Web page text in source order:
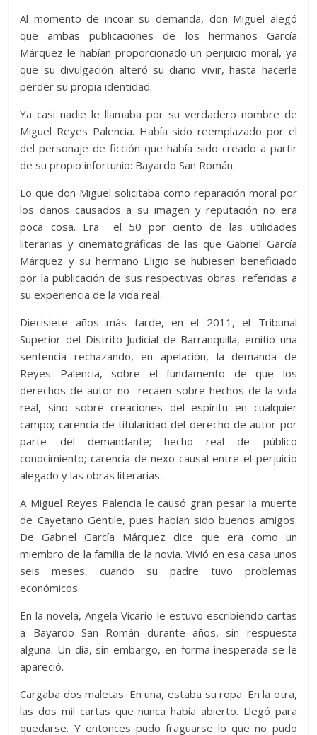
Al momento de incoar su demanda, don Miguel alegó
que ambas publicaciones de los hermanos García
Márquez le habían proporcionado un perjuicio moral, ya
que su divulgación alteró su diario vivir, hasta hacerle
perder su propia identidad.
Ya casi nadie le llamaba por su verdadero nombre de
Miguel Reyes Palencia. Había sido reemplazado por el
del personaje de ficción que había sido creado a partir
de su propio infortunio: Bayardo San Román.
Lo que don Miguel solicitaba como reparación moral por
los daños causados a su imagen y reputación no era
poca cosa. Era el 50 por ciento de las utilidades
literarias y cinematográficas de las que Gabriel García
Márquez y su hermano Eligio se hubiesen beneficiado
por la publicación de sus respectivas obras referidas a
su experiencia de la vida real.
Diecisiete años más tarde, en el 2011, el Tribunal
Superior del Distrito Judicial de Barranquilla, emitió una
sentencia rechazando, en apelación, la demanda de
Reyes Palencia, sobre el fundamento de que los
derechos de autor no recaen sobre hechos de la vida
real, sino sobre creaciones del espíritu en cualquier
campo; carencia de titularidad del derecho de autor por
parte del demandante; hecho real de público
conocimiento; carencia de nexo causal entre el perjuicio
alegado y las obras literarias.
A Miguel Reyes Palencia le causó gran pesar la muerte
de Cayetano Gentile, pues habían sido buenos amigos.
De Gabriel García Márquez dice que era como un
miembro de la familia de la novia. Vivió en esa casa unos
seis meses, cuando su padre tuvo problemas
económicos.
En la novela, Angela Vicario le estuvo escribiendo cartas
a Bayardo San Román durante años, sin respuesta
alguna. Un día, sin embargo, en forma inesperada se le
apareció.
Cargaba dos maletas. En una, estaba su ropa. En la otra,
las dos mil cartas que nunca había abierto. Llegó para
quedarse. Y entonces pudo fraguarse lo que no pudo